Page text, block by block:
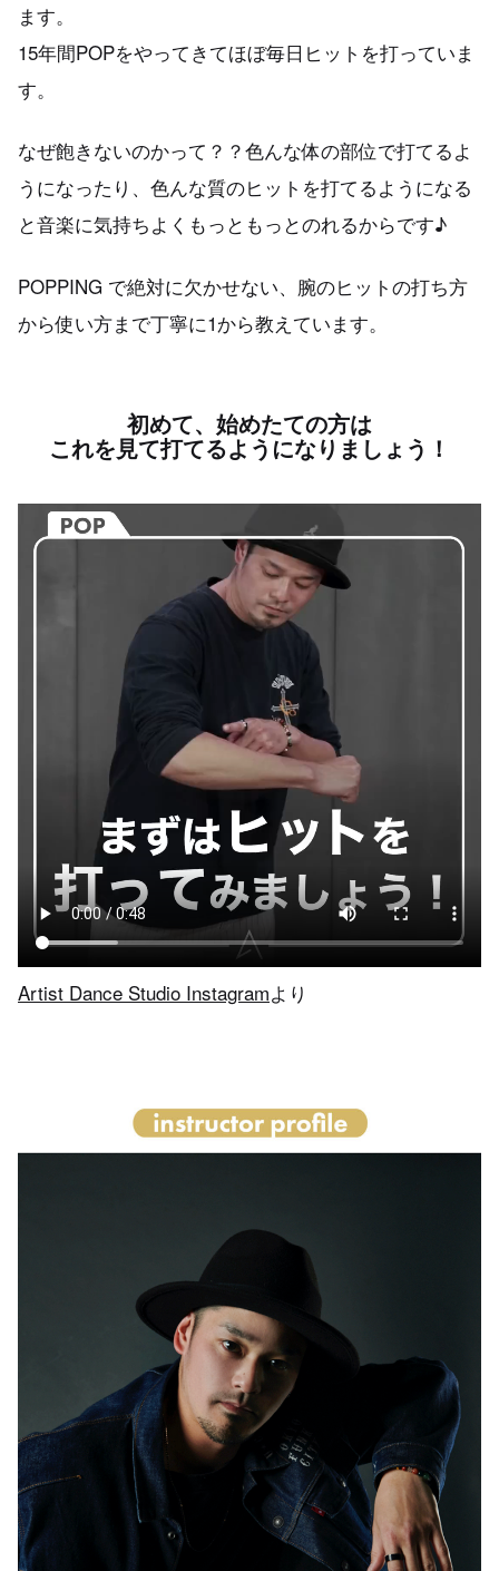
ます。
15年間POPをやってきてほぼ毎日ヒットを打っていま
す。
なぜ飽きないのかって？？色んな体の部位で打てるよ
うになったり、色んな質のヒットを打てるようになる
と音楽に気持ちよくもっともっとのれるからです♪
POPPING で絶対に欠かせない、腕のヒットの打ち方
から使い方まで丁寧に1から教えています。
初めて、始めたての方は
これを見て打てるようになりましょう！
Artist Dance Studio Instagramより